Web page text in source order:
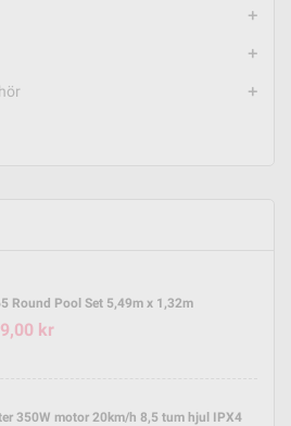
add
add
add
Round Pool Set 5,49m x 1,32m
kr
350W motor 20km/h 8,5 tum hjul IPX4